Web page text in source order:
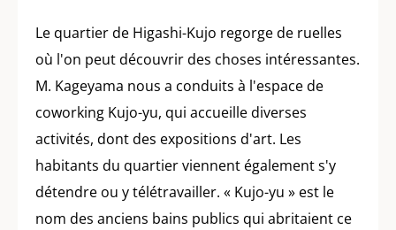
Le quartier de Higashi-Kujo regorge de ruelles
où l'on peut découvrir des choses intéressantes.
M. Kageyama nous a conduits à l'espace de
coworking Kujo-yu, qui accueille diverses
activités, dont des expositions d'art. Les
habitants du quartier viennent également s'y
détendre ou y télétravailler. « Kujo-yu » est le
nom des anciens bains publics qui abritaient ce